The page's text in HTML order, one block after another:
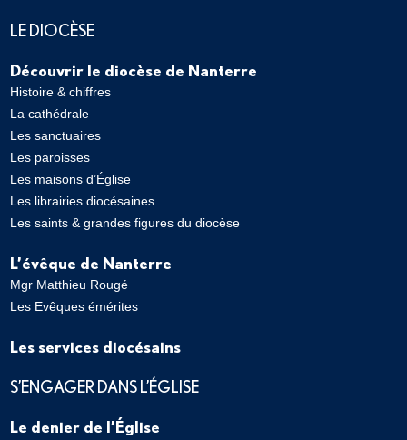
LE DIOCÈSE
Découvrir le diocèse de Nanterre
Histoire & chiffres
La cathédrale
Les sanctuaires
Les paroisses
Les maisons d’Église
Les librairies diocésaines
Les saints & grandes figures du diocèse
L’évêque de Nanterre
Mgr Matthieu Rougé
Les Evêques émérites
Les services diocésains
S’ENGAGER DANS L’ÉGLISE
Le denier de l’Église